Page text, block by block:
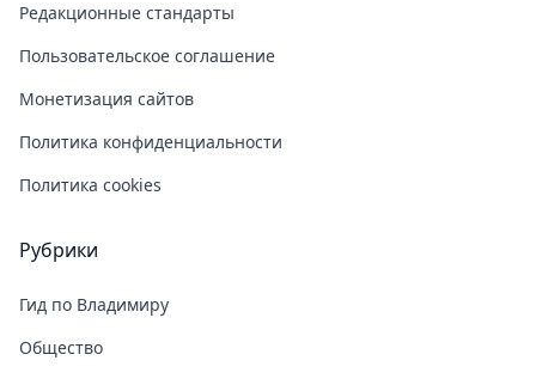
Редакционные стандарты
Пользовательское соглашение
Монетизация сайтов
Политика конфиденциальности
Политика cookies
Рубрики
Гид по Владимиру
Общество